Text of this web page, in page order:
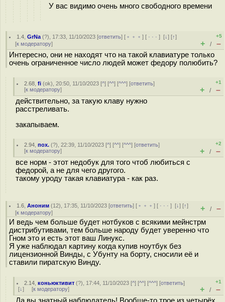
У вас видимо очень много свободного времени
1.4 ,GrNa (?), 17:33, 11/10/2023 [ответить] [ ﹢﹢﹢] [ · · ·][↓] [↑]
[к модератору]
+5
+ / –
Интересно, они не находят что на такой клавиатуре только
очень ограниченное число людей может федору полюбить?
2.68 ,fi (ok), 20:50, 11/10/2023 [^] [^^] [^^^] [ответить]
[к модератору]
+1
+ / –
действительно, за такую клаву нужно
расстреливать.
закапываем.
2.94 ,пох. (?), 22:39, 11/10/2023 [^] [^^] [^^^] [ответить]
[к модератору]
+2
+ / –
все норм - этот недобук для того чтоб любиться с
федорой, а не для чего другого.
такому уроду такая клавиатура - как раз.
1.6 ,Аноним (12), 17:35, 11/10/2023 [ответить] [ ﹢﹢﹢] [ · · ·][↓] [↑]
[к модератору] + / –
И ведь чем больше будет нотбуков с всякими мейнстрм
дистрибутивами, тем больше народу будет уверенно что
Гном это и есть этот ваш Линукс.
Я уже наблюдал картину когда купив ноутбук без
лицензионной Винды, с Убунту на борту, сносили её и
ставили пиратскую Винду.
2.14 ,коньюктивит (?), 17:44, 11/10/2023 [^] [^^] [^^^] [ответить]
[↓] [к модератору]
+1
+ / –